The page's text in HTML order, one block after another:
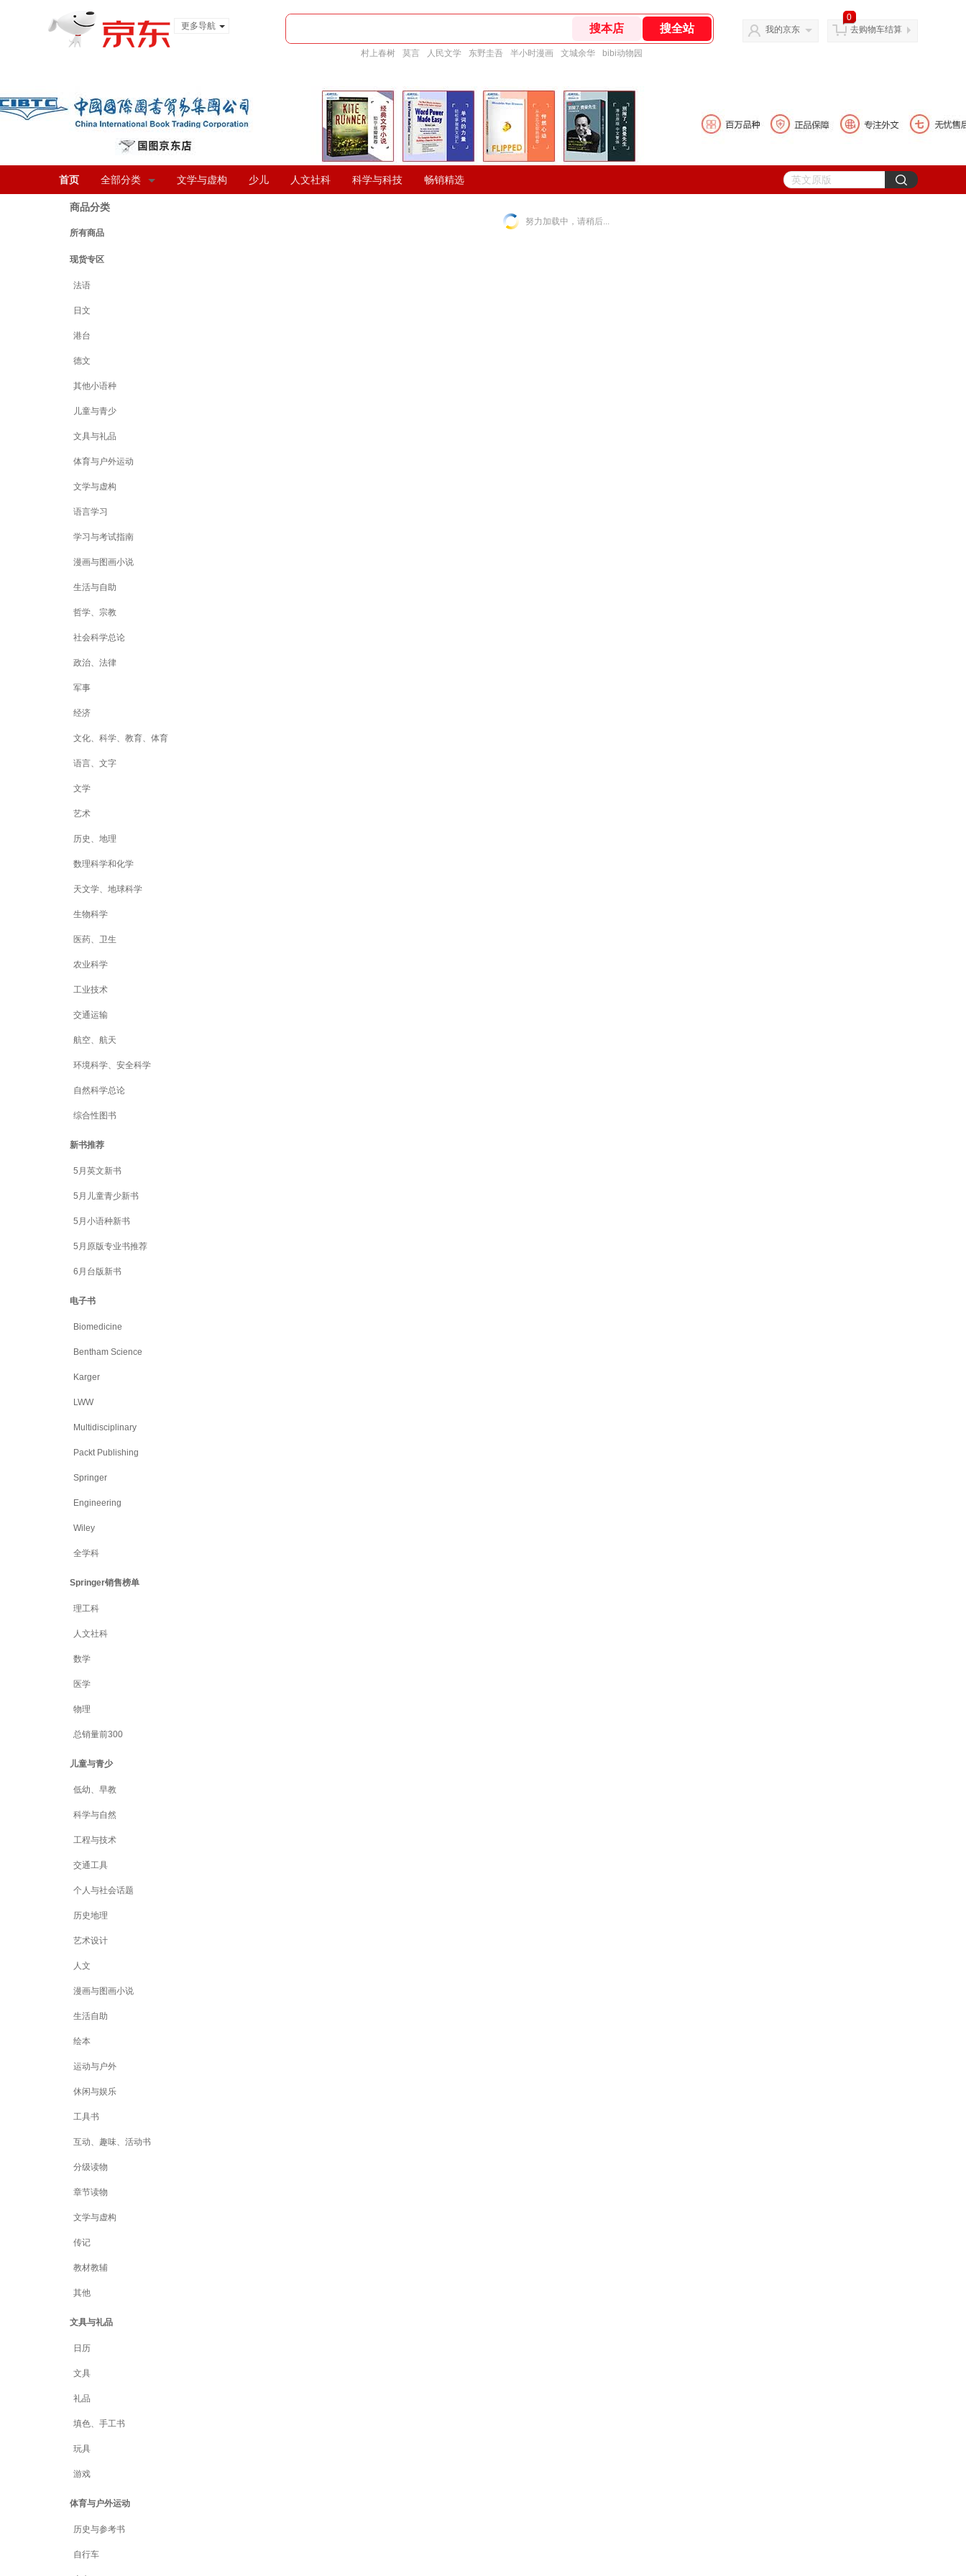
更多导航
村上春树 莫言 人民文学 东野圭吾 半小时漫画 文城余华 bibi动物园
我的京东
0
去购物车结算
首页 全部分类 文学与虚构 少儿 人文社科 科学与科技 畅销精选
商品分类
所有商品
现货专区
法语
日文
港台
德文
其他小语种
儿童与青少
文具与礼品
体育与户外运动
文学与虚构
语言学习
学习与考试指南
漫画与图画小说
生活与自助
哲学、宗教
社会科学总论
政治、法律
军事
经济
文化、科学、教育、体育
语言、文字
文学
艺术
历史、地理
数理科学和化学
天文学、地球科学
生物科学
医药、卫生
农业科学
工业技术
交通运输
航空、航天
环境科学、安全科学
自然科学总论
综合性图书
新书推荐
5月英文新书
5月儿童青少新书
5月小语种新书
5月原版专业书推荐
6月台版新书
电子书
Biomedicine
Bentham Science
Karger
LWW
Multidisciplinary
Packt Publishing
Springer
Engineering
Wiley
全学科
Springer销售榜单
理工科
人文社科
数学
医学
物理
总销量前300
儿童与青少
低幼、早教
科学与自然
工程与技术
交通工具
个人与社会话题
历史地理
艺术设计
人文
漫画与图画小说
生活自助
绘本
运动与户外
休闲与娱乐
工具书
互动、趣味、活动书
分级读物
章节读物
文学与虚构
传记
教材教辅
其他
文具与礼品
日历
文具
礼品
填色、手工书
玩具
游戏
体育与户外运动
历史与参考书
自行车
努力加载中，请稍后...